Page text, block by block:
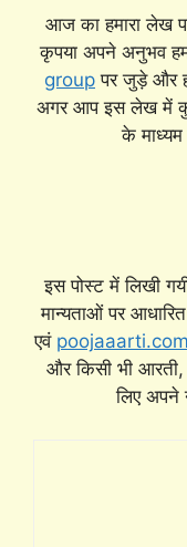
आज का हमारा लेख
कृपया अपने अनुभव
group पर जुड़े और
अगर आप इस लेख में
के
इस पोस्ट में लिखी
मान्यताओं पर
एवं poojaaarti.com
और किसी भी
लिए अपने